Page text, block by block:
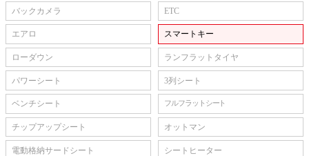
バックカメラ ETC
エアロ スマートキー
ローダウン ランフラットタイヤ
パワーシート 3列シート
ベンチシート フルフラットシート
チップアップシート オットマン
電動格納サードシート シートヒーター